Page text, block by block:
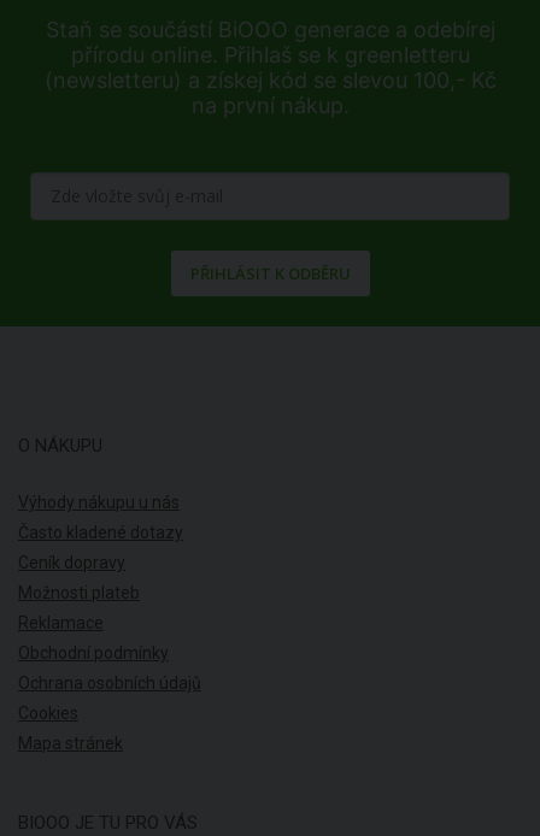
Staň se součástí BiOOO generace a odebírej
přírodu online. Přihlaš se k greenletteru
(newsletteru) a získej kód se slevou 100,- Kč
na první nákup.
PŘIHLÁSIT K ODBĚRU
O NÁKUPU
Výhody nákupu u nás
Často kladené dotazy
Ceník dopravy
Možnosti plateb
Reklamace
Obchodní podmínky
Ochrana osobních údajů
Cookies
Mapa stránek
BIOOO JE TU PRO VÁS